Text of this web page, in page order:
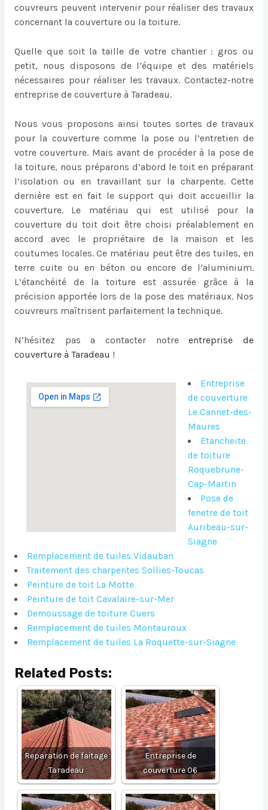
couvreurs peuvent intervenir pour réaliser des travaux
concernant la couverture ou la toiture.
Quelle que soit la taille de votre chantier : gros ou
petit, nous disposons de l’équipe et des matériels
nécessaires pour réaliser les travaux. Contactez-notre
entreprise de couverture à Taradeau.
Nous vous proposons ainsi toutes sortes de travaux
pour la couverture comme la pose ou l’entretien de
votre couverture. Mais avant de procéder à la pose de
la toiture, nous préparons d’abord le toit en préparant
l’isolation ou en travaillant sur la charpente. Cette
dernière est en fait le support qui doit accueillir la
couverture. Le matériau qui est utilisé pour la
couverture du toit doit être choisi préalablement en
accord avec le propriétaire de la maison et les
coutumes locales. Ce matériau peut être des tuiles, en
terre cuite ou en béton ou encore de l’aluminium.
L’étanchéité de la toiture est assurée grâce à la
précision apportée lors de la pose des matériaux. Nos
couvreurs maîtrisent parfaitement la technique.
N’hésitez pas a contacter notreentreprise de
couverture à Taradeau !
Entreprise
de couverture
Le Cannet-des-
Maures
Etancheite
de toiture
Roquebrune-
Cap-Martin
Pose de
fenetre de toit
Auribeau-sur-
Siagne
Remplacement de tuiles Vidauban
Traitement des charpentes Sollies-Toucas
Peinture de toit La Motte
Peinture de toit Cavalaire-sur-Mer
Demoussage de toiture Cuers
Remplacement de tuiles Montauroux
Remplacement de tuiles La Roquette-sur-Siagne
Related Posts:
Reparation de faitage
Taradeau
Entreprise de
couverture 06